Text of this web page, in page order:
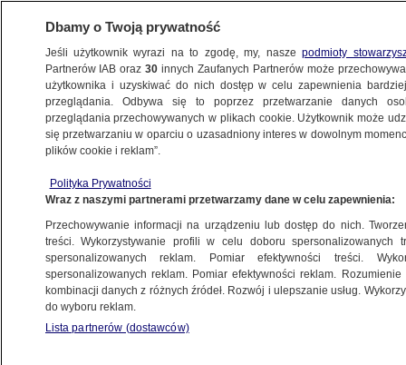
POLSKA
Co się działo po głosowaniu?
19.12.2023, 22:49Aktualizacja:20.12.2023, 07:41
Udostępnij
Dbamy o Twoją prywatność
Jeśli użytkownik wyrazi na to zgodę, my, naszepodmioty
Partnerów IAB oraz30 innych Zaufanych Partnerów może
użytkownika i uzyskiwać do nich dostęp w celu zapewnienia
przeglądania. Odbywa się to poprzez przetwarzanie danych
przeglądania przechowywanych w plikach cookie. Użytkownik może
się przetwarzaniu w oparciu o uzasadniony interes w dowolnym
plików cookie i reklam”.
Polityka Prywatności
Wraz z naszymi partnerami przetwarzamy dane w celu zapewnienia:
Przechowywanie informacji na urządzeniu lub dostęp do nich.
treści. Wykorzystywanie profili w celu doboru spersonalizowanych
spersonalizowanych reklam. Pomiar efektywności treści.
spersonalizowanych reklam. Pomiar efektywności reklam.
kombinacji danych z różnych źródeł. Rozwój i ulepszanie usług.
do wyboru reklam.
Lista partnerów (dostawców)